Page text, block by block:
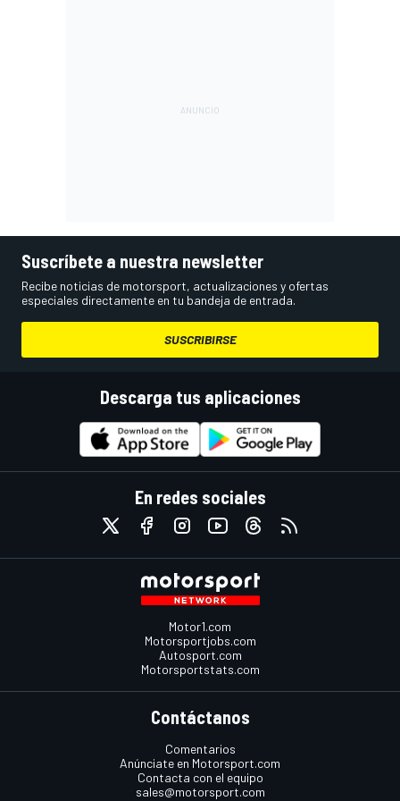
Suscríbete a nuestra newsletter
Recibe noticias de motorsport, actualizaciones y ofertas
especiales directamente en tu bandeja de entrada.
SUSCRIBIRSE
Descarga tus aplicaciones
En redes sociales
Motor1.com
Motorsportjobs.com
Autosport.com
Motorsportstats.com
Contáctanos
Comentarios
Anúnciate en Motorsport.com
Contacta con el equipo
sales@motorsport.com